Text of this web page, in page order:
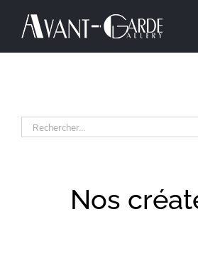
contenu
Rechercher:
Nos